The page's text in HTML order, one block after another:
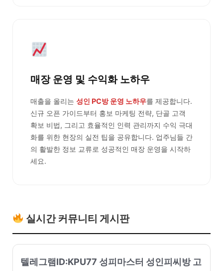
매장 운영 및 수익화 노하우
매출을 올리는 성인 PC방 운영 노하우를 제공합니다.
신규 오픈 가이드부터 홍보 마케팅 전략, 단골 고객
확보 비법, 그리고 효율적인 인력 관리까지 수익 극대
화를 위한 현장의 실전 팁을 공유합니다. 업주님들 간
의 활발한 정보 교류로 성공적인 매장 운영을 시작하
세요.
실시간 커뮤니티 게시판
텔레그램ID:KPU77 성피마스터 성인피씨방 고